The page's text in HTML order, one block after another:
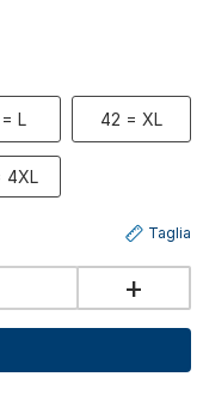
L 42 = XL
4XL
Taglia
+